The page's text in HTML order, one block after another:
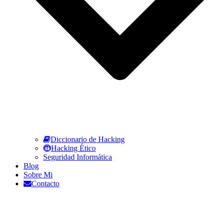
Diccionario de Hacking
Hacking Ético
Seguridad Informática
Blog
Sobre Mi
Contacto